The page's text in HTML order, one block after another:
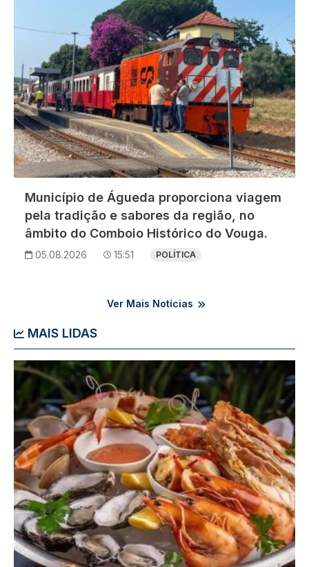
Município de Águeda proporciona viagem
pela tradição e sabores da região, no
âmbito do Comboio Histórico do Vouga.
05.08.2026 15:51 POLÍTICA
Ver Mais Notícias
MAIS LIDAS
Imagem